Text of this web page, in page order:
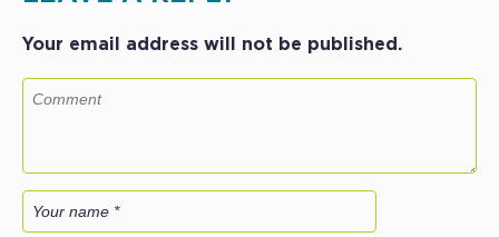
Your email address will not be published.